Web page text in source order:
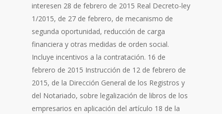
interesen 28 de febrero de 2015 Real Decreto-ley
1/2015, de 27 de febrero, de mecanismo de
segunda oportunidad, reducción de carga
financiera y otras medidas de orden social.
Incluye incentivos a la contratación. 16 de
febrero de 2015 Instrucción de 12 de febrero de
2015, de la Dirección General de los Registros y
del Notariado, sobre legalización de libros de los
empresarios en aplicación del artículo 18 de la